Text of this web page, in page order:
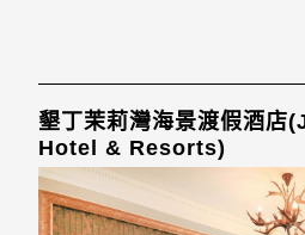
墾丁茉莉灣海景渡假酒店
Hotel & Resorts)